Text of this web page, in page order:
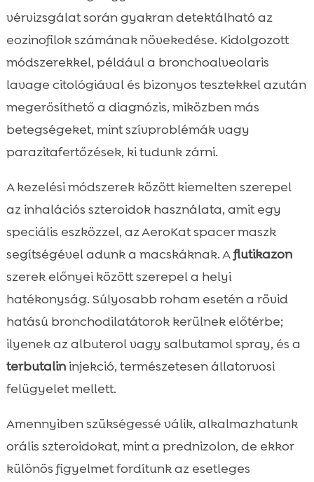
vérvizsgálat során gyakran detektálható az
eozinofilok számának növekedése. Kidolgozott
módszerekkel, például a bronchoalveolaris
lavage citológiával és bizonyos tesztekkel azután
megerősíthető a diagnózis, miközben más
betegségeket, mint szívproblémák vagy
parazitafertőzések, ki tudunk zárni.
A kezelési módszerek között kiemelten szerepel
az inhalációs szteroidok használata, amit egy
speciális eszközzel, az AeroKat spacer maszk
segítségével adunk a macskáknak. Aflutikazon
szerek előnyei között szerepel a helyi
hatékonyság. Súlyosabb roham esetén a rövid
hatású bronchodilatátorok kerülnek előtérbe;
ilyenek az albuterol vagy salbutamol spray, és a
terbutalininjekció, természetesen állatorvosi
felügyelet mellett.
Amennyiben szükségessé válik, alkalmazhatunk
orális szteroidokat, mint a prednizolon, de ekkor
különös figyelmet fordítunk az esetleges